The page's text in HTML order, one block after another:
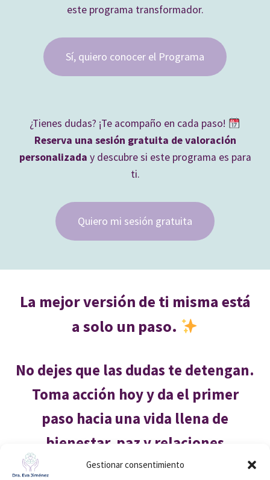
Gestionar consentimiento
este programa transformador.
Sí, quiero conocer el Programa
¿Tienes dudas? ¡Te acompaño en cada paso!
Reserva una sesión gratuita de valoración
personalizada y descubre si este programa es para
ti.
Quiero mi sesión gratuita
La mejor versión de ti misma está
a solo un paso.
No dejes que las dudas te detengan.
Toma acción hoy y da el primer
paso hacia una vida llena de
bienestar, paz y relaciones
auténticas.